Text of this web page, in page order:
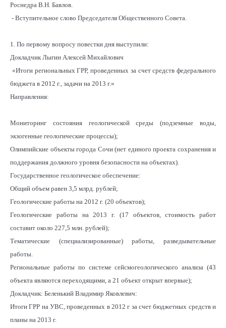
Роснедра В.Н. Бавлов.
- Вступительное слово Председателя Общественного Совета.
1. По первому вопросу повестки дня выступили:
Докладчик Лыгин Алексей Михайлович
«Итоги региональных ГРР, проведенных за счет средств федерального
бюджета в 2012 г., задачи на 2013 г.»
Направления:
Мониторинг состояния геологической среды (подземные воды,
экзогенные геологические процессы);
Олимпийские объекты города Сочи (нет единого проекта сохранения и
поддержания должного уровня безопасности на объектах).
Государственное геологическое обеспечение:
Общий объем равен 3,5 млрд. рублей;
Геологические работы на 2012 г. (20 объектов);
Геологические работы на 2013 г. (17 объектов, стоимость работ
составит около 227,5 млн. рублей);
Тематические (специализированные) работы, разведывательные
работы.
Региональные работы по системе сейсмогеологического анализа (43
объекта являются переходящими, а 21 объект открыт впервые);
Докладчик: Беленький Владимир Яковлевич:
Итоги ГРР на УВС, проведенных в 2012 г за счет бюджетных средств и
планы на 2013 г.